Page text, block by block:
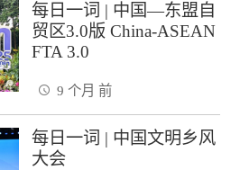
每日一词 | 中国—东盟自
贸区3.0版 China-ASEAN
FTA 3.0
9 个月 前
每日一词 | 中国文明乡风
大会